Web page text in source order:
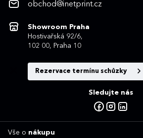
obchod@inetprint.cz
Showroom Praha
Hostivařská 92/6,
102 00, Praha 10
Rezervace termínu schůzky
Sledujte nás
Vše o nákupu